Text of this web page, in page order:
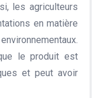
les agriculteurs
en matière
le produit est
et peut avoir